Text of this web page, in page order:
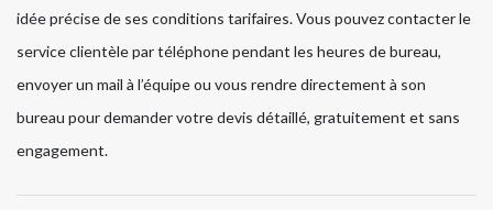
idée précise de ses conditions tarifaires. Vous pouvez contacter le
service clientèle par téléphone pendant les heures de bureau,
envoyer un mail à l’équipe ou vous rendre directement à son
bureau pour demander votre devis détaillé, gratuitement et sans
engagement.